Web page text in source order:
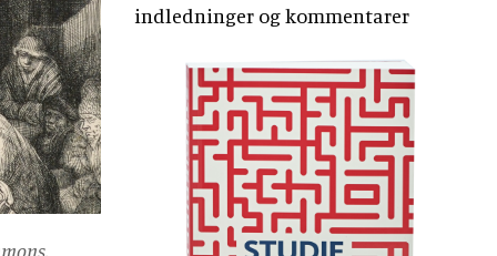
indledninger og kommentarer